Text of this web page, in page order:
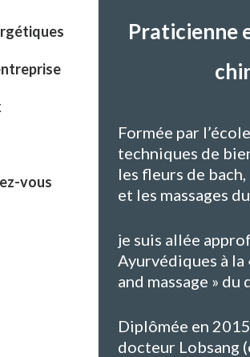
vous
Praticienne
Formée par
techniques de
les fleurs de
et les massages
je suis allée
Ayurvédiques à
and massage » du
Diplômée en
docteur Lobsang